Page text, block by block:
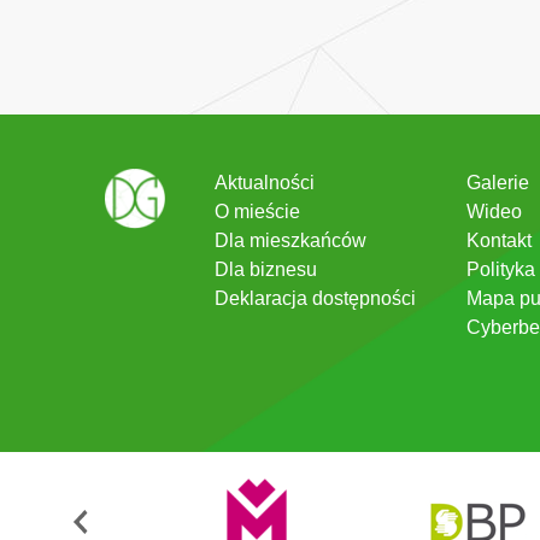
Aktualności
O mieście
Dla mieszkańców
Dla biznesu
Deklaracja dostępności
Galerie
Wideo
Kontakt
Mapa